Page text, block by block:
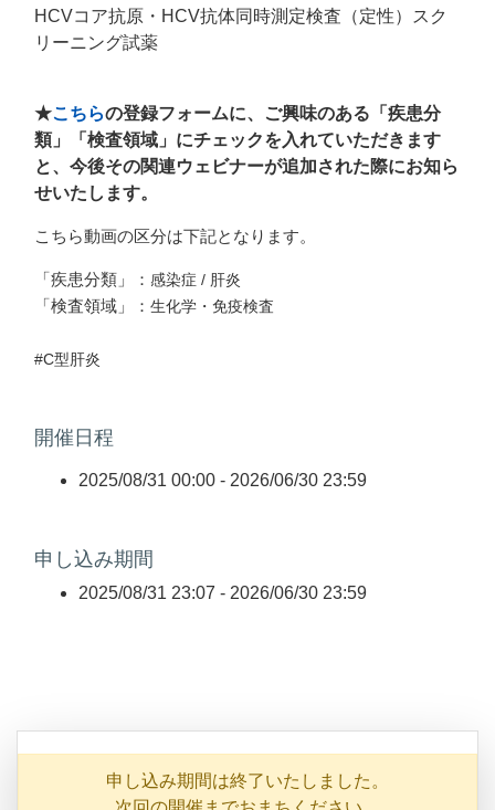
HCVコア抗原・HCV抗体同時測定検査（定性）スク
リーニング試薬
★こちらの登録フォームに、ご興味のある「疾患分
類」「検査領域」にチェックを入れていただきます
と、今後その関連ウェビナーが追加された際にお知ら
せいたします。
こちら動画の区分は下記となります。
「疾患分類」： 感染症 / 肝炎
「検査領域」： 生化学・免疫検査
#C型肝炎
開催日程
2025/08/31 00:00 - 2026/06/30 23:59
申し込み期間
2025/08/31 23:07 - 2026/06/30 23:59
申し込み期間は終了いたしました。